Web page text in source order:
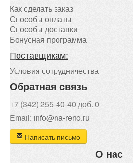
Как сделать заказ
Способы оплаты
Способы доставки
Бонусная программа
Поставщикам:
Условия сотрудничества
Обратная связь
+7 (342) 255-40-40 доб. 0
Email: info@na-reno.ru
Написать письмо
О нас